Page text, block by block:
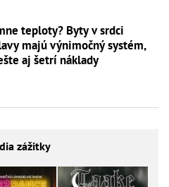
teploty? Byty v srdci
majú výnimočný systém,
aj šetrí náklady
zážitky